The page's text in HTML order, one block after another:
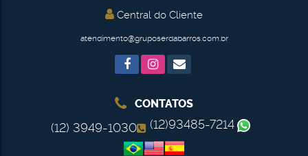
Central do Cliente
atendimento@gruposerdabarros.com.br
CONTATOS
(12) 3949-1030 (12)93485-7214